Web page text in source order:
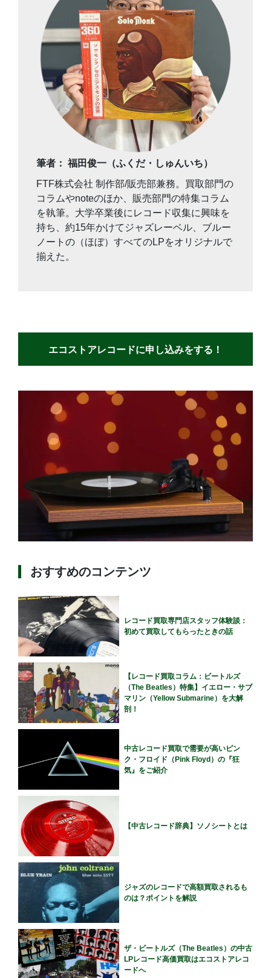
筆者： 福田俊一（ふくだ・しゅんいち）
FTF株式会社 制作部/販売部兼務。買取部門の
コラムやnoteのほか、販売部門の特集コラム
を執筆。大学卒業後にレコード収集に興味を
持ち、約15年かけてジャズレーベル、ブルー
ノートの（ほぼ）すべてのLPをオリジナルで
揃えた。
エコストアレコードに申し込みをする！
おすすめのコンテンツ
レコード買取専門店スタッフ体験談：
初めて買取してもらったときの話
【レコード買取コラム：ビートルズ
（The Beatles）特集】イエロー・サブ
マリン（Yellow Submarine）を大解
剖！
中古レコード買取で需要が高いピン
ク・フロイド（Pink Floyd）の『狂
気』をご紹介
【中古レコード辞典】ソノシートとは
ジャズのレコードで高額買取されるも
のは？ポイントを解説
ザ・ビートルズ（The Beatles）の中古
LPレコード高価買取はエコストアレコ
ードへ